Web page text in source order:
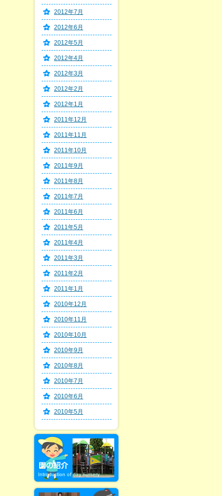
2012年7月
2012年6月
2012年5月
2012年4月
2012年3月
2012年2月
2012年1月
2011年12月
2011年11月
2011年10月
2011年9月
2011年8月
2011年7月
2011年6月
2011年5月
2011年4月
2011年3月
2011年2月
2011年1月
2010年12月
2010年11月
2010年10月
2010年9月
2010年8月
2010年7月
2010年6月
2010年5月